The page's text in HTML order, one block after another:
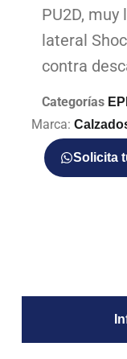
PU2D,
lateral
contra
Categorías EPI
Marca:
Solicita